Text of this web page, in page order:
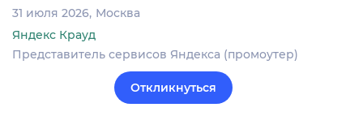
31 июля 2026 Москва
Яндекс Крауд
Представитель сервисов Яндекса (промоутер)
Откликнуться